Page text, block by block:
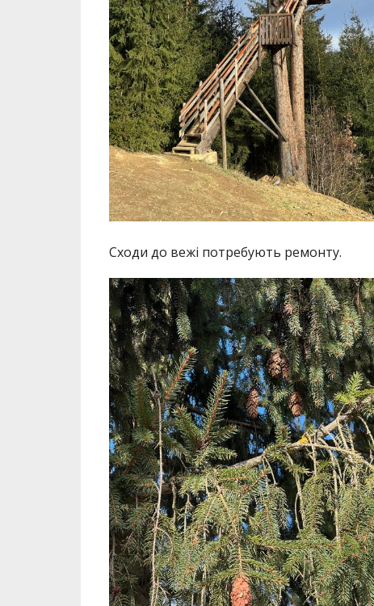
Сходи до вежі потребують ремонту.